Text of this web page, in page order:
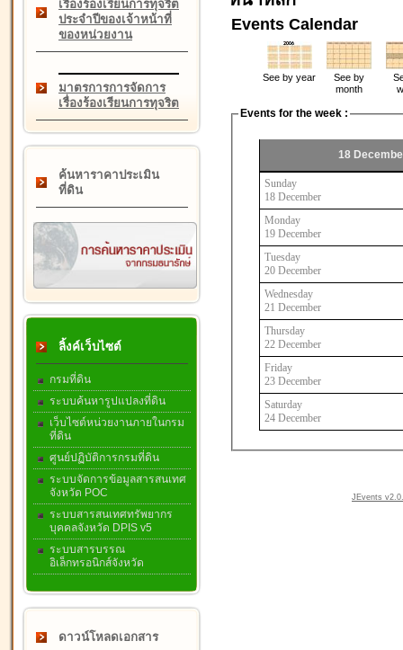
เรื่องร้องเรียนการทุจริต
ประจำปีของเจ้าหน้าที่
ของหน่วยงาน
มาตรการการจัดการ
เรื่องร้องเรียนการทุจริต
ค้นหาราคาประเมิน
ที่ดิน
ลิ้งค์เว็บไซต์
กรมที่ดิน
ระบบค้นหารูปแปลงที่ดิน
เว็บไซต์หน่วยงานภายในกรม
ที่ดิน
ศูนย์ปฏิบัติการกรมที่ดิน
ระบบจัดการข้อมูลสารสนเทศ
จังหวัด POC
ระบบสารสนเทศทรัพยากร
บุคคลจังหวัด DPIS v5
ระบบสารบรรณ
อิเล็กทรอนิกส์จังหวัด
ดาวน์โหลดเอกสาร
Events Calendar
See by year
See by
month
Events for the week :
18
Sunday
18 December
Monday
19 December
Tuesday
20 December
Wednesday
21 December
Thursday
22 December
Friday
23 December
Saturday
24 December
JEvents